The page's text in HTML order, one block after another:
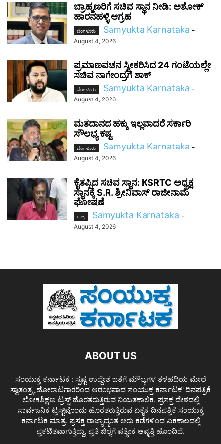
ಬ್ರಾಹ್ಮಣರಿಗೆ ಸಚಿವ ಸ್ಥಾನ ನೀಡಿ: ಅಶೋಕ್
ಹಾರನಹಳ್ಳಿ ಆಗ್ರಹ
ಬೆಂಗಳೂರು Samyukta Karnataka -
August 4, 2026
ಪ್ರಮಾಣವಚನ ಸ್ವೀಕರಿಸಿದ 24 ಗಂಟೆಯಲ್ಲೇ
ಸಚಿವ ನಾಗೇಂದ್ರಗೆ ಶಾಕ್
ಬೆಂಗಳೂರು Samyukta Karnataka -
August 4, 2026
ಮತದಾನದ ಹಕ್ಕು ಇಲ್ಲವಾದರೆ ಸರ್ಕಾರಿ
ಸೌಲಭ್ಯ ಕಷ್ಟ
ಬೆಂಗಳೂರು Samyukta Karnataka -
August 4, 2026
ಕೈತಪ್ಪಿದ ಸಚಿವ ಸ್ಥಾನ: KSRTC ಅಧ್ಯಕ್ಷ
ಸ್ಥಾನಕ್ಕೆ S.R. ಶ್ರೀನಿವಾಸ್ ರಾಜೀನಾಮೆ
ಘೋಷಣೆ
ರಾಜ್ಯ Samyukta Karnataka -
August 4, 2026
ABOUT US
ಸಂಯುಕ್ತ ಕರ್ನಾಟಕ : ಸ್ಪಷ್ಟ ಉದ್ದೇಶ ಜತೆಗೆ ಮೌಲ್ಯಗಳ ತಳಹದಿಯ ಮೇಲೆ
ಸ್ವಾತಂತ್ರ್ಯ ಹೋರಾಟಗಾರರಿಂದ ಆರಂಭವಾದ ಸಂಯುಕ್ತ ಕರ್ನಾಟಕ' ದಿನಪತ್ರಿಕೆ
ಲೋಕಶಿಕ್ಷಣ ಟ್ರಸ್ಟ್ ಹೊರತರುತ್ತಿರುವ ನಿಯತಕಾಲಿಕ. ಪ್ರಸಕ್ತ ದೇಶದಲ್ಲಿ
ಸಾರ್ವಜನಿಕ ಟ್ರಸ್ಟ್‌ವೊಂದು ಹೊರತರುತ್ತಿರುವ ಏಕೈಕ ದಿನಪತ್ರಿಕೆ ಸಂಯುಕ್ತ
ಕರ್ನಾಟಕ ಮಾತ್ರ. ಪ್ರಸಕ್ತ ರಾಜ್ಯಾದ್ಯಂತ ಆರು ಕಡೆಗಳಿಂದ ಏಕಕಾಲದಲ್ಲಿ
ಪ್ರಕಟಿತವಾಗುತ್ತಿದ್ದು, ಪ್ರತಿ ಜಿಲ್ಲೆಗೆ ಪತ್ಯೇಕ ಆವೃತ್ತಿ ಹೊಂದಿದೆ.